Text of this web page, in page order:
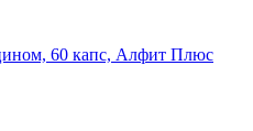
60 капс, Алфит Плюс